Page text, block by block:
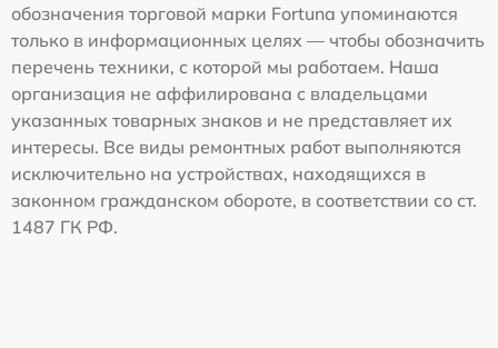
обозначения торговой марки Fortuna упоминаются
только в информационных целях — чтобы обозначить
перечень техники, с которой мы работаем. Наша
организация не аффилирована с владельцами
указанных товарных знаков и не представляет их
интересы. Все виды ремонтных работ выполняются
исключительно на устройствах, находящихся в
законном гражданском обороте, в соответствии со ст.
1487 ГК РФ.